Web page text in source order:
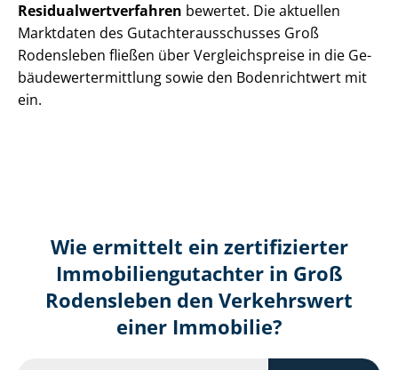
Re­si­du­al­wert­ver­fah­ren bewertet. Die aktuellen
Marktdaten des Gut­ach­ter­aus­schus­ses Groß
Rodensleben fließen über Ver­gleichs­prei­se in die Ge­
bäu­de­wert­ermitt­lung sowie den Bodenrichtwert mit
ein.
Wie ermittelt ein zertifizierter
Immobilien­gutachter in Groß
Rodensleben den Verkehrswert
einer Immobilie?